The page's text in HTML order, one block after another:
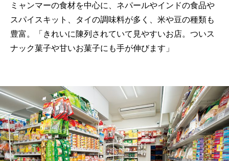
ミャンマーの食材を中心に、ネパールやインドの食品や
スパイスキット、タイの調味料が多く、米や豆の種類も
豊富。「きれいに陳列されていて見やすいお店。ついス
ナック菓子や甘いお菓子にも手が伸びます」